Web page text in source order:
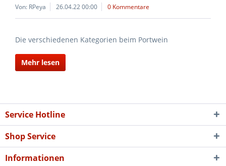
Von: RPeya 26.04.22 00:00 0 Kommentare
Die verschiedenen Kategorien beim Portwein
Mehr lesen
Service Hotline
Shop Service
Informationen